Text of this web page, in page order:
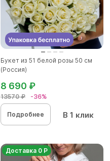
Букет из 51 белой розы 50 см
(Россия)
13570 ₽ -36%
8 690 ₽
Подробнее В 1 клик
Доставка 0 Р